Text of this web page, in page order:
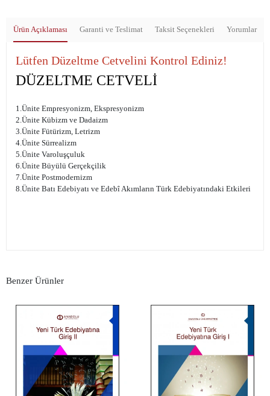
Ürün Açıklaması Garanti ve Teslimat Taksit Seçenekleri Yorumlar
Lütfen Düzeltme Cetvelini Kontrol Ediniz!
DÜZELTME CETVELİ
1.Ünite Empresyonizm, Ekspresyonizm
2.Ünite Kübizm ve Dadaizm
3.Ünite Fütürizm, Letrizm
4.Ünite Sürrealizm
5.Ünite Varoluşçuluk
6.Ünite Büyülü Gerçekçilik
7.Ünite Postmodernizm
8.Ünite Batı Edebiyatı ve Edebî Akımların Türk Edebiyatındaki Etkileri
Benzer Ürünler